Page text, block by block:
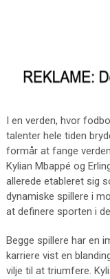
I en verden, hvor
talenter hele tiden
formår at fange
Kylian Mbappé og
allerede etableret sig
dynamiske spillere i
at definere sporten i
Begge spillere har en
karriere vist en
vilje til at triumfere.